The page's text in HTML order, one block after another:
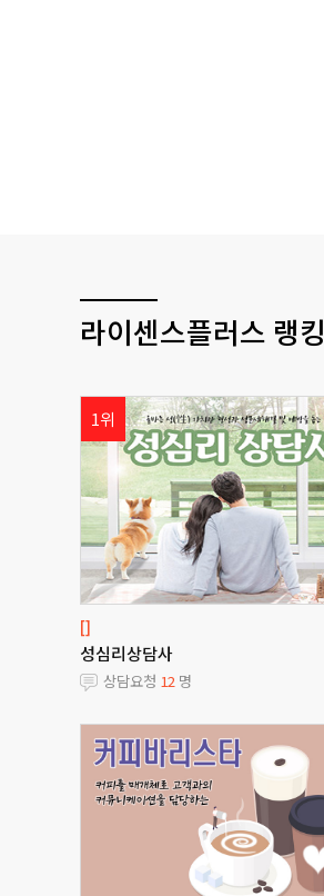
라이센스플러스 랭킹
1위
[]
성심리상담사
상담요청 12 명